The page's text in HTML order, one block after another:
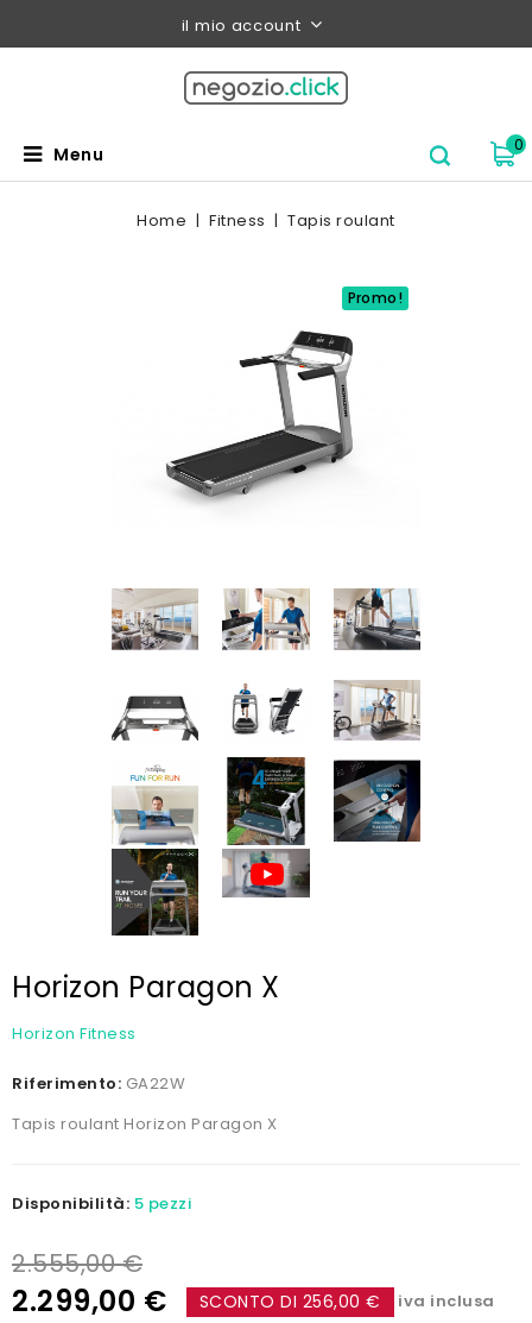
il mio account
0
Menu
Home Fitness Tapis roulant
Promo!
Horizon Paragon X
Horizon Fitness
Riferimento: GA22W
Tapis roulant Horizon Paragon X
Disponibilità: 5 pezzi
2.555,00 €
2.299,00 € SCONTO DI 256,00 € iva inclusa